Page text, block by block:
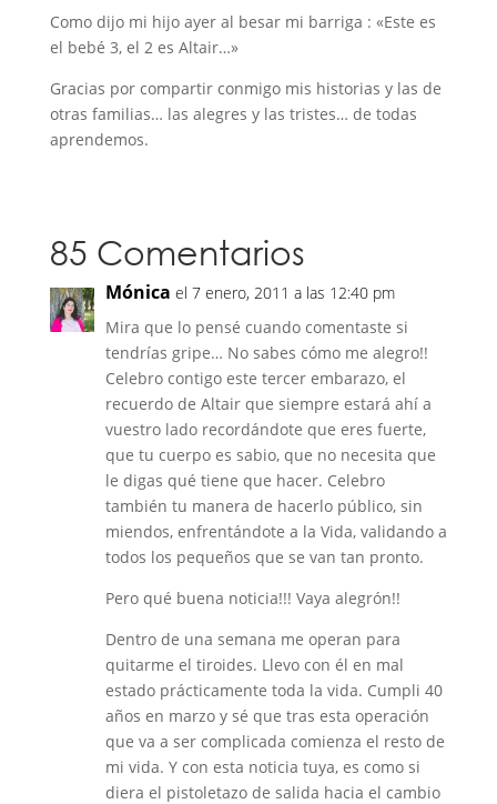
Como dijo mi hijo ayer al besar mi barriga : «Este es
el bebé 3, el 2 es Altair…»
Gracias por compartir conmigo mis historias y las de
otras familias… las alegres y las tristes… de todas
aprendemos.
85 Comentarios
Mónica el 7 enero, 2011 a las 12:40 pm
Mira que lo pensé cuando comentaste si
tendrías gripe… No sabes cómo me alegro!!
Celebro contigo este tercer embarazo, el
recuerdo de Altair que siempre estará ahí a
vuestro lado recordándote que eres fuerte,
que tu cuerpo es sabio, que no necesita que
le digas qué tiene que hacer. Celebro
también tu manera de hacerlo público, sin
miendos, enfrentándote a la Vida, validando a
todos los pequeños que se van tan pronto.
Pero qué buena noticia!!! Vaya alegrón!!
Dentro de una semana me operan para
quitarme el tiroides. Llevo con él en mal
estado prácticamente toda la vida. Cumpli 40
años en marzo y sé que tras esta operación
que va a ser complicada comienza el resto de
mi vida. Y con esta noticia tuya, es como si
diera el pistoletazo de salida hacia el cambio